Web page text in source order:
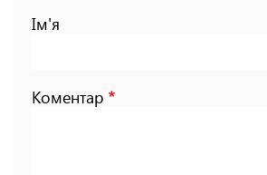
Ім'я
Коментар